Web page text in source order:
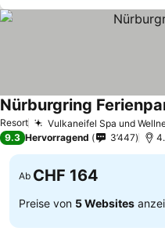
Resort Vulkaneifel Spa und
Nürburgring
9.3 Hervorragend 3’447
Ab CHF 164
Preise von 5 Websites